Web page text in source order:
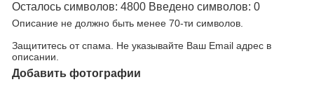
Осталось символов: 4800 Введено символов: 0
Описание не должно быть менее 70-ти символов.
Защититесь от спама. Не указывайте Ваш Email адрес в
описании.
Добавить фотографии